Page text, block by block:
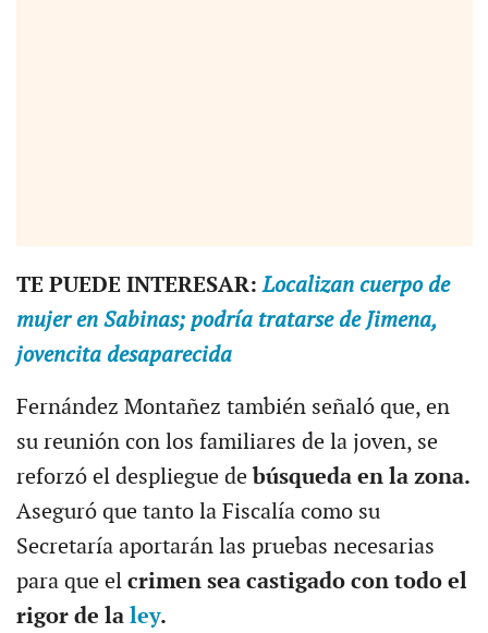
TE PUEDE INTERESAR:Localizan cuerpo de
mujer en Sabinas; podría tratarse de Jimena,
jovencita desaparecida
Fernández Montañez también señaló que, en
su reunión con los familiares de la joven, se
reforzó el despliegue debúsqueda en la zona.
Aseguró que tanto la Fiscalía como su
Secretaría aportarán las pruebas necesarias
para que el crimen sea castigado con todo el
rigor de la ley.